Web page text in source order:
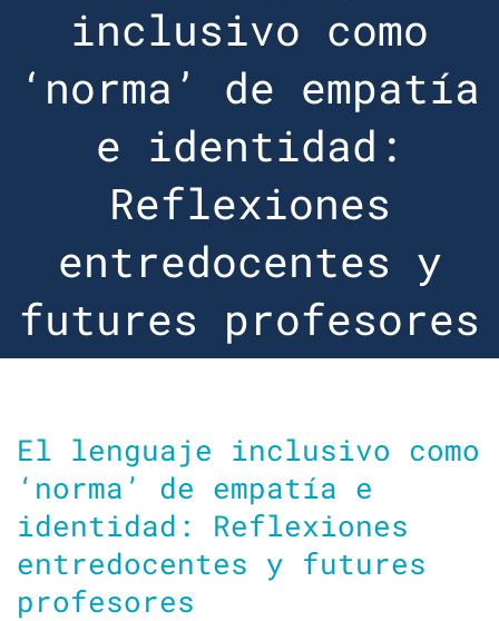
inclusivo como
‘norma’ de empatía
e identidad:
Reflexiones
entredocentes y
futures profesores
El lenguaje inclusivo como
‘norma’ de empatía e
identidad: Reflexiones
entredocentes y futures
profesores